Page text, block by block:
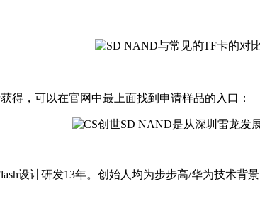
，可以在官网中最上面找到申请样品的入口：
设计研发13年。创始人均为步步高/华为技术背